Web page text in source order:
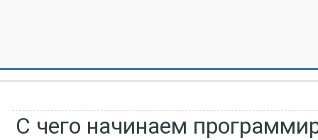
С чего начинаем